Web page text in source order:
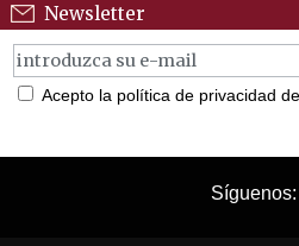
Newsletter
Acepto la política de privacidad
Síguenos: